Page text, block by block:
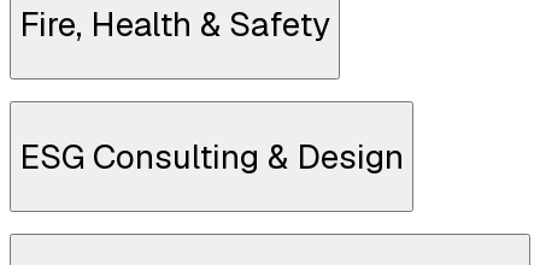
SCOPRI DI PIÙ
Fire, Health & Safety
ESG Consulting & Design